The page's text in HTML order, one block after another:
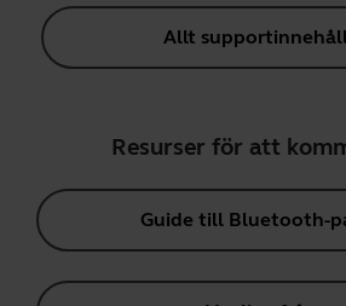
Allt
Resurser för att
Guide till Bluetooth-